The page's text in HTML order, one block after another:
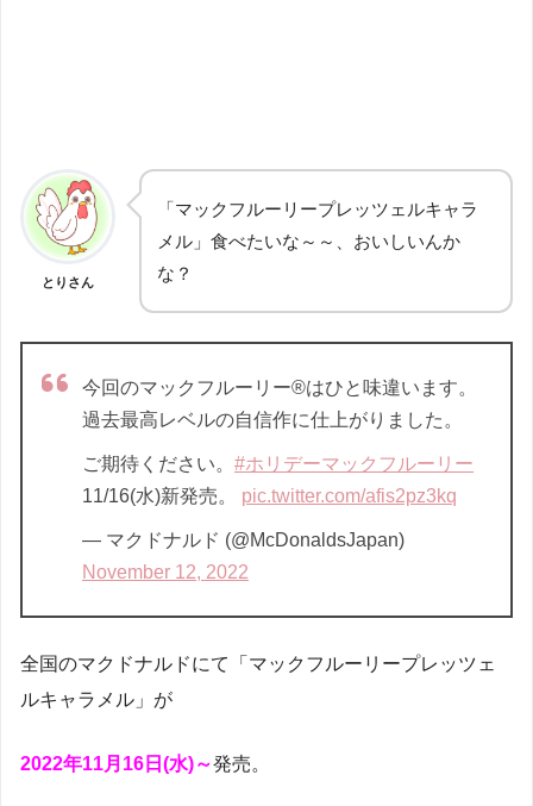
とりさん
「マックフルーリープレッツェルキャラ
メル」食べたいな～～、おいしいんか
な？
今回のマックフルーリー®はひと味違います。
過去最高レベルの自信作に仕上がりました。
ご期待ください。 #ホリデーマックフルーリー
11/16(水)新発売。 pic.twitter.com/afis2pz3kq
— マクドナルド (@McDonaldsJapan)
November 12, 2022
全国のマクドナルドにて「マックフルーリープレッツェ
ルキャラメル」が
2022年11月16日(水)～発売。